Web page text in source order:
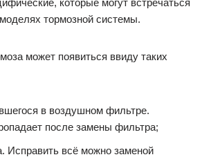
которые могут встречаться
тормозной системы.
может появиться ввиду таких
в воздушном фильтре.
после замены фильтра;
Исправить всё можно заменой